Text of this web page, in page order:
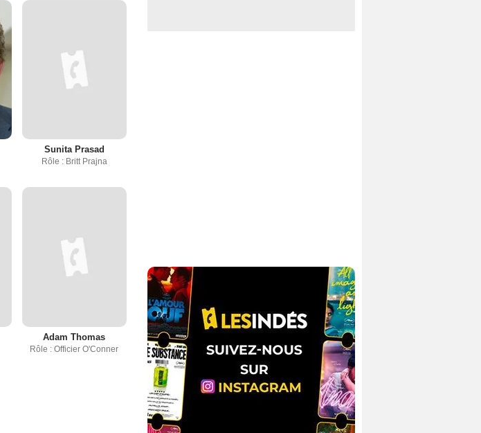
Sunita Prasad
Rôle : Britt Prajna
Adam Thomas
Rôle : Officier O'Conner